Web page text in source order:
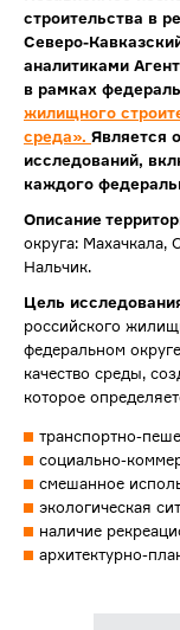
строительства в
Северо-
аналитиками
в рамках
жилищного
среда». Является
исследований,
каждого
Описание
округа: Махачкала,
Нальчик.
Цель
российского
федеральном
качество среды,
которое
транспортно-
социально-
смешанное
экологическая
наличие
архитектурно-